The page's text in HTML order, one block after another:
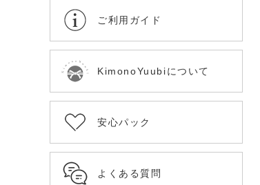
ご利用ガイド
KimonoYuubiについて
安心パック
よくある質問